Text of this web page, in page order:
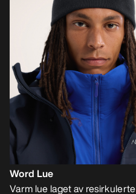
Word Lue
Varm lue laget av resirkulerte